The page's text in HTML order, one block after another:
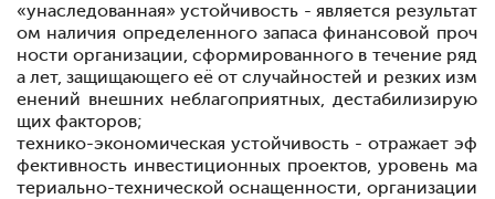
«унаследованная» устойчивость - является результат
ом наличия определенного запасафинансовой проч
ностиорганизации, сформированного в течение ряд
а лет, защищающего её от случайностей и резких изм
енений внешних неблагоприятных, дестабилизирую
щих факторов;
технико-экономическая устойчивость - отражает эф
фективность инвестиционных проектов, уровень ма
териально-техническойоснащенности, организации